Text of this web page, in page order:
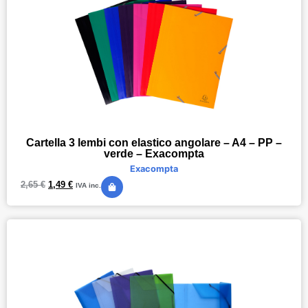
Cartella 3 lembi con elastico angolare – A4 – PP –
verde – Exacompta
Exacompta
2,65€ 1,49 € IVA inc.